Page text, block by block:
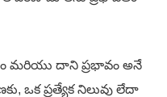
మరియు దాని ప్రభావం అనే
ఒక ప్రత్యేక నిలువు లేదా